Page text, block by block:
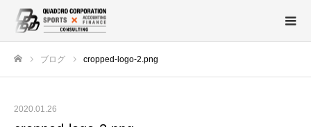
ブログ cropped-logo-2.png
2020.01.26